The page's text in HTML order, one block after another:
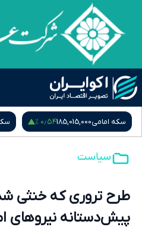
سکه امامی185,015,000۰٫۵۴ %
سیاست
طرح تروری که خنثی
پیش‌دستانه نیروهای